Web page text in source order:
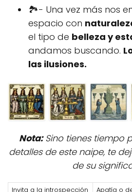
🏞- Una vez más nos
espacio con
el tipo de belleza y
andamos buscando.
las ilusiones.
Nota:Sino tienes tiempo
detalles de este naipe, te
de su
Invita a la introspección
Apatía o